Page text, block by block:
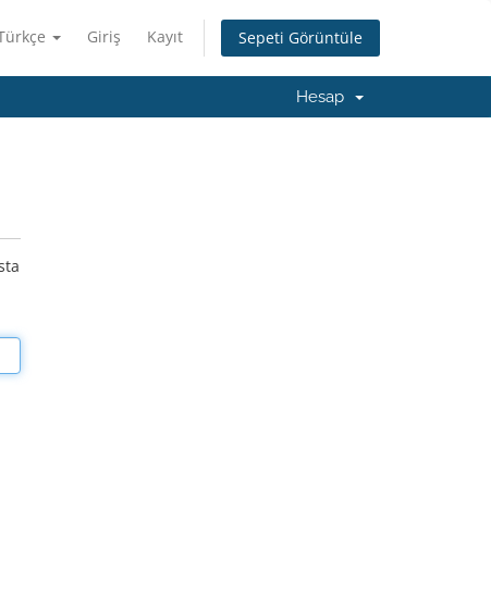
Giriş Kayıt Sepeti Görüntüle
Hesap